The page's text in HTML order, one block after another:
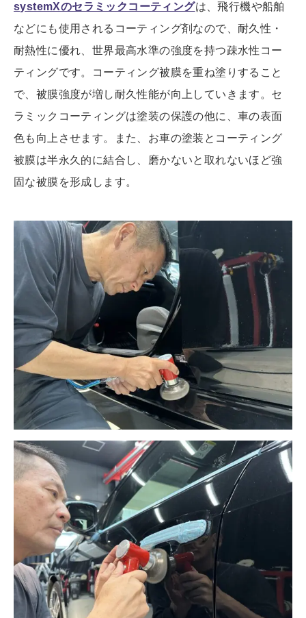
systemXのセラミックコーティングは、飛行機や船舶
などにも使用されるコーティング剤なので、耐久性・
耐熱性に優れ、 世界最高水準の強度を持つ疎水性コー
ティングです。コーティング被膜を重ね塗りすること
で、被膜強度が増し耐久性能が向上していきます。セ
ラミックコーティングは塗装の保護の他に、車の表面
色も向上させます。また、お車の塗装とコーティング
被膜は半永久的に結合し、磨かないと取れないほど強
固な被膜を形成します。